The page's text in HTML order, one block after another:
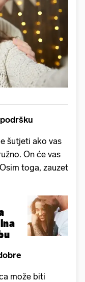
šutjeti ako vas
On će vas
toga, zauzet
može biti